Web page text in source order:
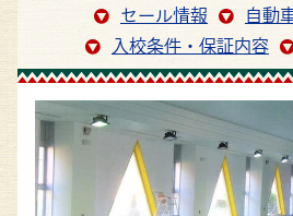
セール情報
自動
入校条件・保証内容